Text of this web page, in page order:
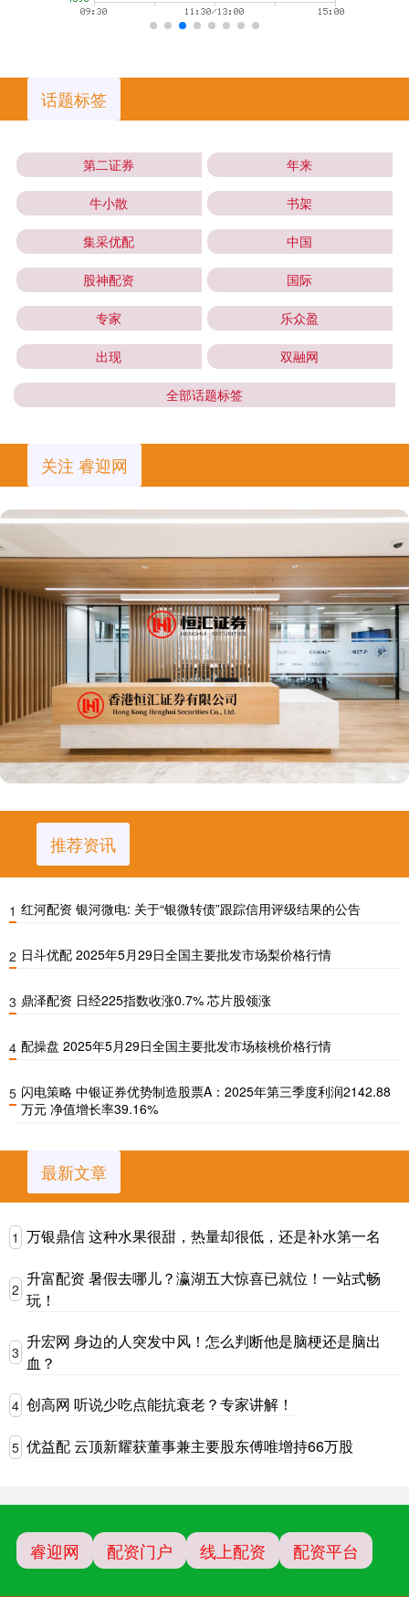
话题标签
第二证券 年来
牛小散 书架
集采优配 中国
股神配资 国际
专家 乐众盈
出现 双融网
全部话题标签
关注 睿迎网
推荐资讯
1 红河配资 银河微电: 关于“银微转债”跟踪信用评级结果的公告
2 日斗优配 2025年5月29日全国主要批发市场梨价格行情
3 鼎泽配资 日经225指数收涨0.7% 芯片股领涨
4 配操盘 2025年5月29日全国主要批发市场核桃价格行情
5 闪电策略 中银证券优势制造股票A：2025年第三季度利润2142.88
万元 净值增长率39.16%
最新文章
1 万银鼎信 这种水果很甜，热量却很低，还是补水第一名
2
升富配资 暑假去哪儿？瀛湖五大惊喜已就位！一站式畅
玩！
3
升宏网 身边的人突发中风！怎么判断他是脑梗还是脑出
血？
4 创高网 听说少吃点能抗衰老？专家讲解！
5 优益配 云顶新耀获董事兼主要股东傅唯增持66万股
睿迎网 配资门户 线上配资 配资平台